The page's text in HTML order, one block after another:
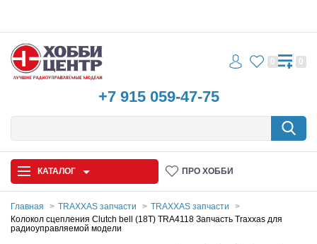
+7 915 059-47-75
0 0
КАТАЛОГ ПРО ХОББИ
Автомодели
Главная TRAXXAS запчасти
TRAXXAS запчасти
Колокол сцепления Clutch bell (18T) TRA4118 Запчасть Traxxas для
радиоуправляемой модели